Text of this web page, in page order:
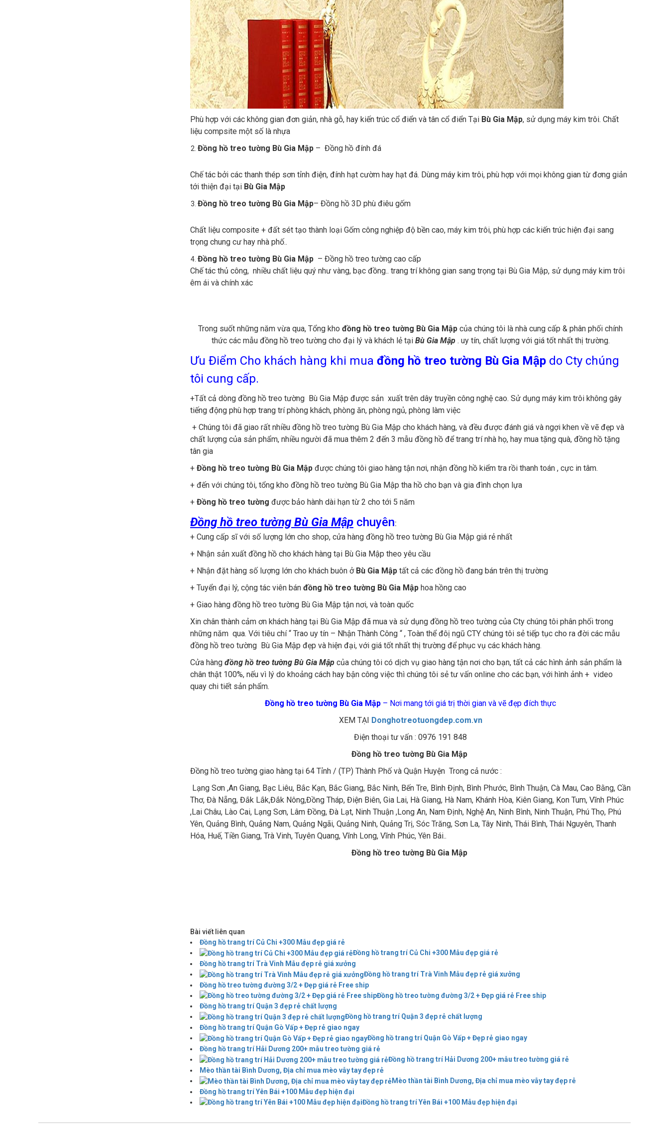
Phù hợp với các không gian đơn giản, nhà gỗ, hay kiến trúc cổ điển và tân cổ điển Tại Bù Gia Mập, sử dụng máy kim trôi. Chất
liệu compsite một số là nhựa
Đồng hồ treo tường Bù Gia Mập – Đồng hồ đính đá
Chế tác bởi các thanh thép sơn tỉnh điện, đính hạt cườm hay hạt đá. Dùng máy kim trôi, phù hợp với mọi không gian từ đơng giản
tới thiện đại tại Bù Gia Mập
Đồng hồ treo tường Bù Gia Mập– Đồng hồ 3D phù điêu gốm
Chất liệu composite + đất sét tạo thành loại Gốm công nghiệp độ bền cao, máy kim trôi, phù hợp các kiến trúc hiện đại sang
trọng chung cư hay nhà phố..
Đồng hồ treo tường Bù Gia Mập – Đồng hồ treo tường cao cấp
Chế tác thủ công, nhiều chất liệu quý như vàng, bạc đồng.. trang trí không gian sang trọng tại Bù Gia Mập, sử dụng máy kim trôi
êm ái và chính xác
Trong suốt những năm vừa qua, Tổng kho đồng hồ treo tường Bù Gia Mập của chúng tôi là nhà cung cấp & phân phối chính
thức các mẫu đồng hồ treo tường cho đại lý và khách lẻ tại Bù Gia Mập. uy tín, chất lượng với giá tốt nhất thị trường.
Ưu Điểm Cho khách hàng khi mua đồng hồ treo tường Bù Gia Mập do Cty chúng
tôi cung cấp.
+Tất cả dòng đồng hồ treo tường Bù Gia Mập được sản xuất trên dây truyền công nghệ cao. Sử dụng máy kim trôi không gây
tiếng động phù hợp trang trí phòng khách, phòng ăn, phòng ngủ, phòng làm việc
+ Chúng tôi đã giao rất nhiều đồng hồ treo tường Bù Gia Mập cho khách hàng, và đều được đánh giá và ngợi khen về vẽ đẹp và
chất lượng của sản phẩm, nhiều người đã mua thêm 2 đến 3 mẫu đồng hồ để trang trí nhà họ, hay mua tặng quà, đồng hồ tặng
tân gia
+ Đồng hồ treo tường Bù Gia Mập được chúng tôi giao hàng tận nơi, nhận đồng hồ kiểm tra rồi thanh toán , cực in tâm.
+ đến với chúng tôi, tổng kho đồng hồ treo tường Bù Gia Mập tha hồ cho bạn và gia đình chọn lựa
+ Đồng hồ treo tường được bảo hành dài hạn từ 2 cho tới 5 năm
Đồng hồ treo tường Bù Gia Mập chuyên:
+ Cung cấp sĩ với số lượng lớn cho shop, cửa hàng đồng hồ treo tường Bù Gia Mập giá rẻ nhất
+ Nhận sản xuất đồng hồ cho khách hàng tại Bù Gia Mập theo yêu cầu
+ Nhận đặt hàng số lượng lớn cho khách buôn ở Bù Gia Mập tất cả các đồng hồ đang bán trên thị trường
+ Tuyển đại lý, cộng tác viên bán đồng hồ treo tường Bù Gia Mập hoa hồng cao
+ Giao hàng đồng hồ treo tường Bù Gia Mập tận nơi, và toàn quốc
Xin chân thành cảm ơn khách hàng tại Bù Gia Mập đã mua và sử dụng đồng hồ treo tường của Cty chúng tôi phân phối trong
những năm qua. Với tiêu chí “ Trao uy tín – Nhận Thành Công “ , Toàn thể đôị ngũ CTY chúng tôi sẻ tiếp tục cho ra đời các mẫu
đồng hồ treo tường Bù Gia Mập đẹp và hiện đại, với giá tốt nhất thị trường để phục vụ các khách hàng.
Cửa hàng đồng hồ treo tường Bù Gia Mập của chúng tôi có dịch vụ giao hàng tận nơi cho bạn, tất cả các hình ảnh sản phẩm là
chân thật 100%, nếu vì lý do khoảng cách hay bận công việc thì chúng tôi sẻ tư vấn online cho các bạn, với hình ảnh + video
quay chi tiết sản phẩm.
Đồng hồ treo tường Bù Gia Mập – Nơi mang tới giá trị thời gian và vẽ đẹp đích thực
XEM TẠI Donghotreotuongdep.com.vn
Điện thoại tư vấn : 0976 191 848
Đồng hồ treo tường Bù Gia Mập
Đồng hồ treo tường giao hàng tại 64 Tỉnh / (TP) Thành Phố và Quận Huyện Trong cả nước :
Lạng Sơn ,An Giang, Bạc Liêu, Bắc Kạn, Bắc Giang, Bắc Ninh, Bến Tre, Bình Định, Bình Phước, Bình Thuận, Cà Mau, Cao Bằng, Cần
Thơ, Đà Nẵng, Đắk Lắk,Đắk Nông,Đồng Tháp, Điện Biên, Gia Lai, Hà Giang, Hà Nam, Khánh Hòa, Kiên Giang, Kon Tum, Vĩnh Phúc
,Lai Châu, Lào Cai, Lạng Sơn, Lâm Đồng, Đà Lạt, Ninh Thuận ,Long An, Nam Định, Nghệ An, Ninh Bình, Ninh Thuận, Phú Thọ, Phú
Yên, Quảng Bình, Quảng Nam, Quảng Ngãi, Quảng Ninh, Quảng Trị, Sóc Trăng, Sơn La, Tây Ninh, Thái Bình, Thái Nguyên, Thanh
Hóa, Huế, Tiền Giang, Trà Vinh, Tuyên Quang, Vĩnh Long, Vĩnh Phúc, Yên Bái..
Đồng hồ treo tường Bù Gia Mập
Bài viết liên quan
Đồng hồ trang trí Củ Chi +300 Mẫu đẹp giá rẻ
Đồng hồ trang trí Củ Chi +300 Mẫu đẹp giá rẻ
Đồng hồ trang trí Trà Vinh Mẫu đẹp rẻ giá xưởng
Đồng hồ trang trí Trà Vinh Mẫu đẹp rẻ giá xưởng
Đồng hồ treo tường đường 3/2 + Đẹp giá rẻ Free ship
Đồng hồ treo tường đường 3/2 + Đẹp giá rẻ Free ship
Đồng hồ trang trí Quận 3 đẹp rẻ chất lượng
Đồng hồ trang trí Quận 3 đẹp rẻ chất lượng
Đồng hồ trang trí Quận Gò Vấp + Đẹp rẻ giao ngay
Đồng hồ trang trí Quận Gò Vấp + Đẹp rẻ giao ngay
Đồng hồ trang trí Hải Dương 200+ mẫu treo tường giá rẻ
Đồng hồ trang trí Hải Dương 200+ mẫu treo tường giá rẻ
Mèo thần tài Bình Dương, Địa chỉ mua mèo vẫy tay đẹp rẻ
Mèo thần tài Bình Dương, Địa chỉ mua mèo vẫy tay đẹp rẻ
Đồng hồ trang trí Yên Bái +100 Mẫu đẹp hiện đại
Đồng hồ trang trí Yên Bái +100 Mẫu đẹp hiện đại